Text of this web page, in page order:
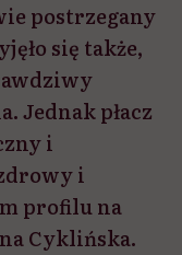
postrzegany
się także,
Jednak płacz
i
i
profilu na
Cyklińska.